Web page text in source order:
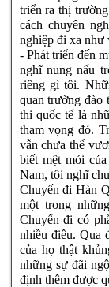
triển ra thị
cách chuyên
nghiệp đi xa như
- Phát triển đến
nghĩ nung nấu
riêng gì tôi.
quan trường đào
thi quốc tế là
tham vọng đó.
vẫn chưa thể
biết mệt mỏi
Nam, tôi nghĩ
Chuyến đi Hàn
một trong
Chuyến đi có
nhiều điều. Qua
của họ thật
những sự đãi
định thêm được